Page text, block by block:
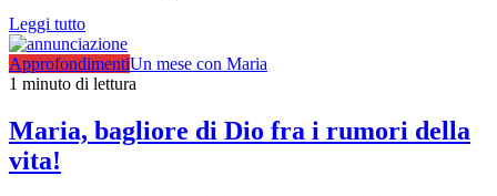
Leggi tutto
ApprofondimentiUn mese con Maria
1 minuto di lettura
Maria, bagliore di Dio fra i rumori della
vita!